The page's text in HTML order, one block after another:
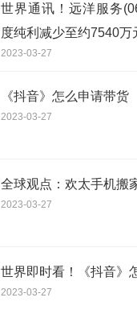
世界通讯！远洋服务
度纯利减少至约7540万
2023-03-27
《抖音》怎么申请带货
2023-03-27
全球观点：欢太手机搬
2023-03-27
世界即时看！《抖音》
2023-03-27